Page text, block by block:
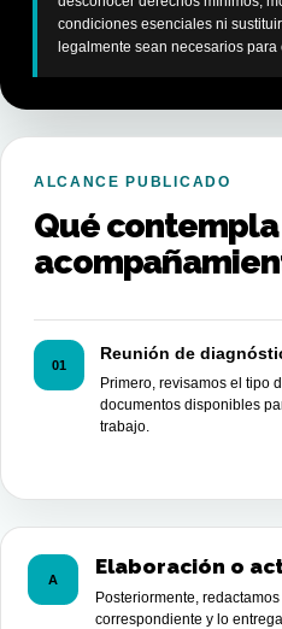
condiciones esenciales ni
legalmente sean necesarios para
ALCANCE PUBLICADO
Qué
01
Reunión de
Primero, revisamos el tipo
documentos disponibles
trabajo.
A
Elaboración o
Posteriormente,
correspondiente y lo